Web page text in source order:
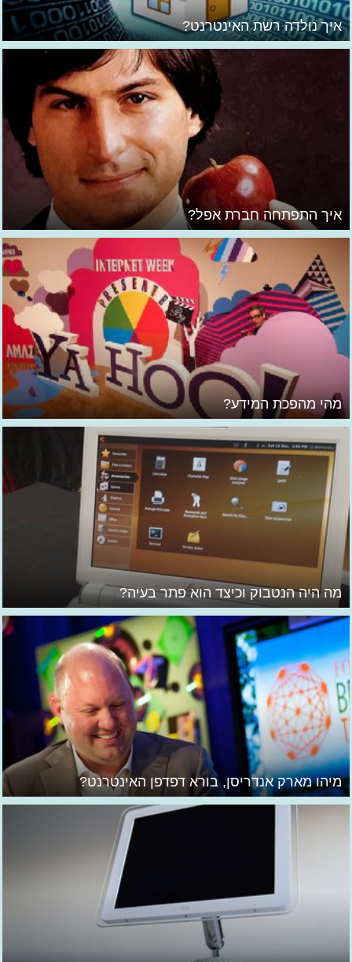
איך נולדה רשת האינטרנט?
איך התפתחה חברת אפל?
מהי מהפכת המידע?
מה היה הנטבוק וכיצד הוא פתר בעיה?
מיהו מארק אנדריסן, בורא דפדפן האינטרנט?